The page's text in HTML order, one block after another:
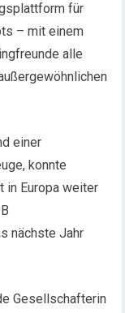
für
– mit einem
alle
einer
konnte
in Europa weiter
nächste Jahr
Gesellschafterin